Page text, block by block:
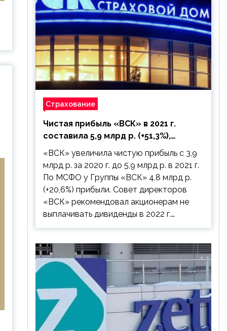
Страхование
Чистая прибыль «ВСК» в 2021 г.
составила 5,9 млрд р. (+51,3%),
дивиденды рекомендовано не
выплачивать
«ВСК» увеличила чистую прибыль с 3,9
млрд р. за 2020 г. до 5,9 млрд р. в 2021 г.
По МСФО у Группы «ВСК» 4,8 млрд р.
(+20,6%) прибыли. Совет директоров
«ВСК» рекомендовал акционерам не
выплачивать дивиденды в 2022 г.…